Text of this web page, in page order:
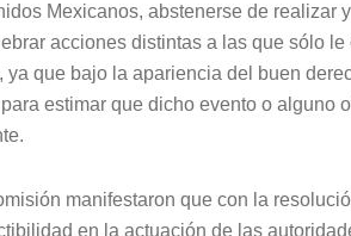
Mexicanos, abstenerse de realizar
acciones distintas a las que sólo
ya que bajo la apariencia del buen
estimar que dicho evento o alguno
manifestaron que con la
en la actuación de las